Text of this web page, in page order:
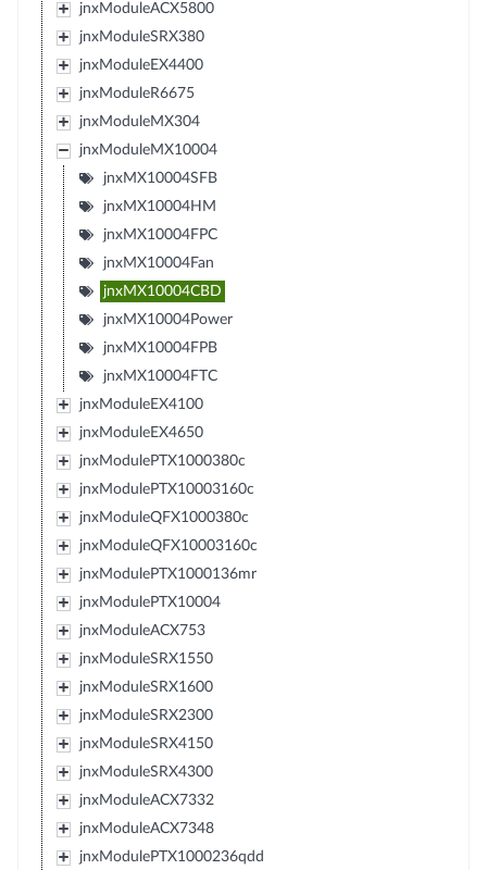
jnxModuleACX5800
jnxModuleSRX380
jnxModuleEX4400
jnxModuleR6675
jnxModuleMX304
jnxModuleMX10004
jnxMX10004SFB
jnxMX10004HM
jnxMX10004FPC
jnxMX10004Fan
jnxMX10004CBD
jnxMX10004Power
jnxMX10004FPB
jnxMX10004FTC
jnxModuleEX4100
jnxModuleEX4650
jnxModulePTX1000380c
jnxModulePTX10003160c
jnxModuleQFX1000380c
jnxModuleQFX10003160c
jnxModulePTX1000136mr
jnxModulePTX10004
jnxModuleACX753
jnxModuleSRX1550
jnxModuleSRX1600
jnxModuleSRX2300
jnxModuleSRX4150
jnxModuleSRX4300
jnxModuleACX7332
jnxModuleACX7348
jnxModulePTX1000236qdd